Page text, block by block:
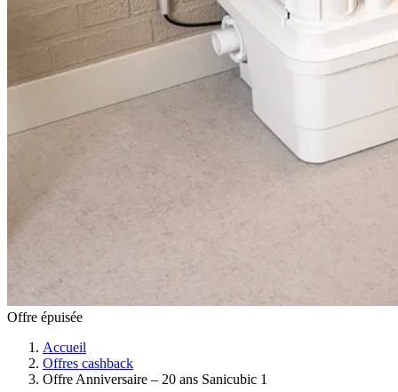
Offre épuisée
Accueil
Offres cashback
Offre Anniversaire – 20 ans Sanicubic 1